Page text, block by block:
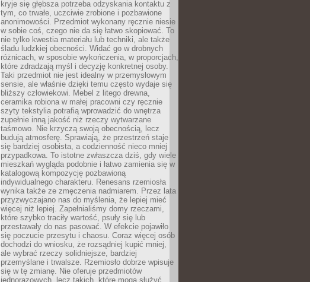
kryje się głębsza potrzeba odzyskania kontaktu z
tym, co trwałe, uczciwie zrobione i pozbawione
anonimowości. Przedmiot wykonany ręcznie niesie
w sobie coś, czego nie da się łatwo skopiować. To
nie tylko kwestia materiału lub techniki, ale także
śladu ludzkiej obecności. Widać go w drobnych
różnicach, w sposobie wykończenia, w proporcjach,
które zdradzają myśl i decyzję konkretnej osoby.
Taki przedmiot nie jest idealny w przemysłowym
sensie, ale właśnie dzięki temu często wydaje się
bliższy człowiekowi. Mebel z litego drewna,
ceramika robiona w małej pracowni czy ręcznie
szyty tekstylia potrafią wprowadzić do wnętrza
zupełnie inną jakość niż rzeczy wytwarzane
taśmowo. Nie krzyczą swoją obecnością, lecz
budują atmosferę. Sprawiają, że przestrzeń staje
się bardziej osobista, a codzienność nieco mniej
przypadkowa. To istotne zwłaszcza dziś, gdy wiele
mieszkań wygląda podobnie i łatwo zamienia się w
katalogową kompozycję pozbawioną
indywidualnego charakteru. Renesans rzemiosła
wynika także ze zmęczenia nadmiarem. Przez lata
przyzwyczajano nas do myślenia, że lepiej mieć
więcej niż lepiej. Zapełnialiśmy domy rzeczami,
które szybko traciły wartość, psuły się lub
przestawały do nas pasować. W efekcie pojawiło
się poczucie przesytu i chaosu. Coraz więcej osób
dochodzi do wniosku, że rozsądniej kupić mniej,
ale wybrać rzeczy solidniejsze, bardziej
przemyślane i trwalsze. Rzemiosło dobrze wpisuje
się w tę zmianę. Nie oferuje przedmiotów
jednorazowych, lecz takich, które mogą służyć